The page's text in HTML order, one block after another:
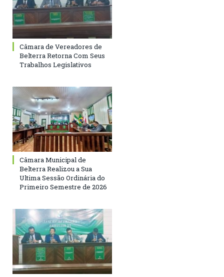
Câmara de Vereadores de
Belterra Retorna Com Seus
Trabalhos Legislativos
Câmara Municipal de
Belterra Realizou a Sua
Ultima Sessão Ordinária do
Primeiro Semestre de 2026